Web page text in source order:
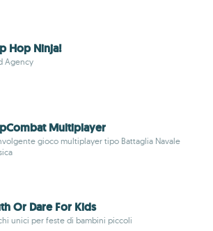
Hop Ninja!
Agency
Multiplayer
gioco multiplayer tipo Battaglia Navale
Or Dare For Kids
unici per feste di bambini piccoli